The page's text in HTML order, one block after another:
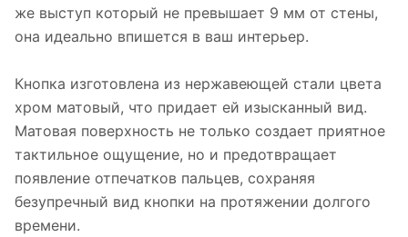
же выступ который не превышает 9 мм от стены,
она идеально впишется в ваш интерьер.
Кнопка изготовлена из нержавеющей стали цвета
хром матовый, что придает ей изысканный вид.
Матовая поверхность не только создает приятное
тактильное ощущение, но и предотвращает
появление отпечатков пальцев, сохраняя
безупречный вид кнопки на протяжении долгого
времени.